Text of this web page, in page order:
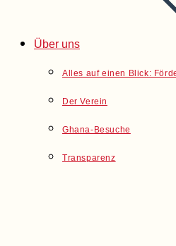
Über uns
Alles auf einen Blick:
Der Verein
Ghana-Besuche
Transparenz